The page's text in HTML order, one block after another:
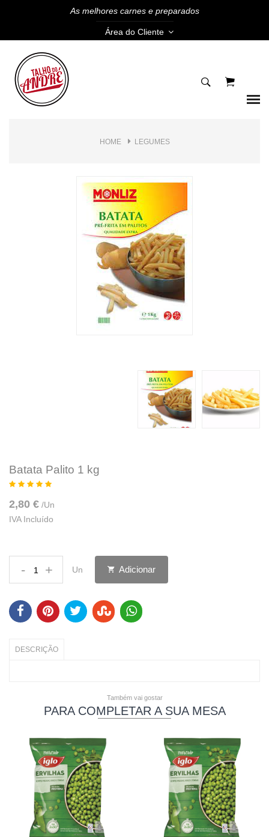
As melhores carnes e preparados
Área do Cliente
HOME LEGUMES
Batata Palito 1 kg
2,80 € /Un
IVA Incluído
- + Un Adicionar
DESCRIÇÃO
Também vai gostar
PARA COMPLETAR A SUA MESA